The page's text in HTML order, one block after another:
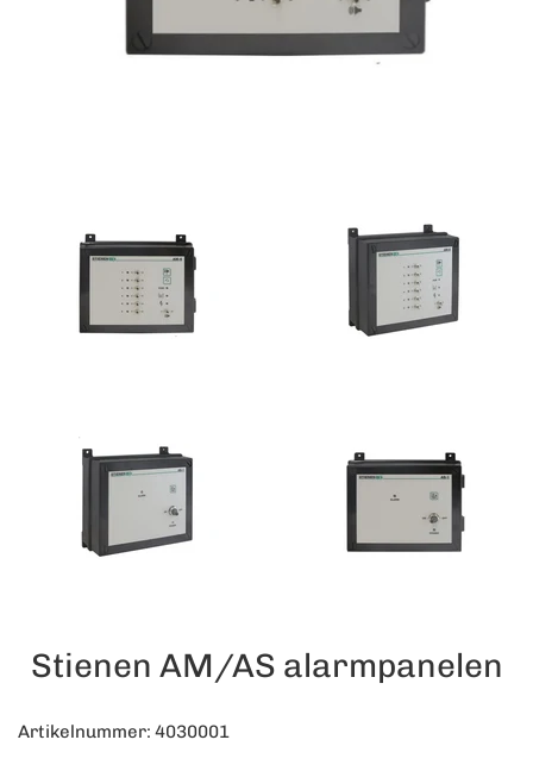
Stienen AM/AS alarmpanelen
Artikelnummer: 4030001